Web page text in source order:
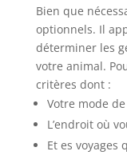
Bien que
optionnels. Il
déterminer les
votre animal.
critères dont :
Votre mode
L’endroit où
Et es voyages